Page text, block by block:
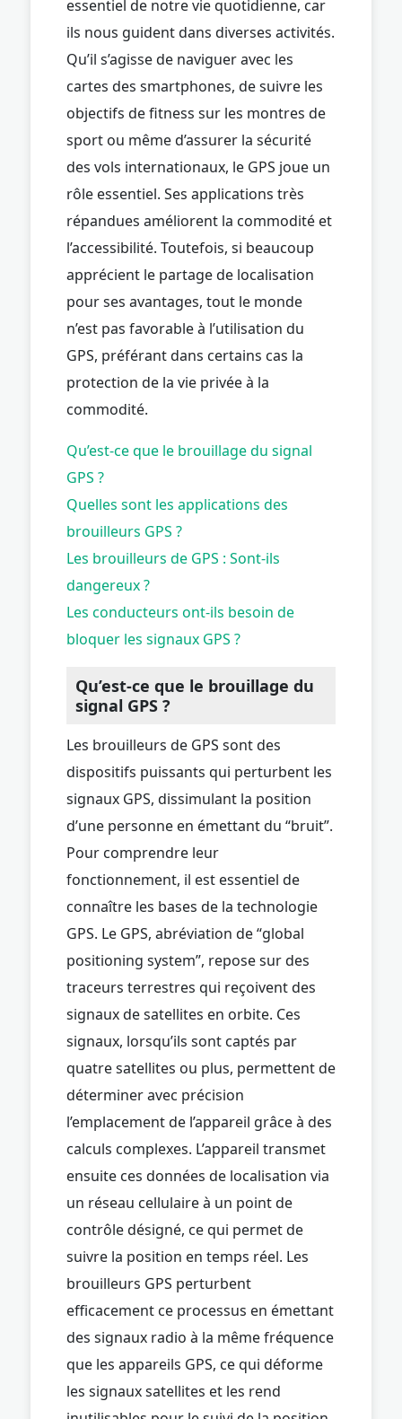
essentiel de notre vie quotidienne, car
ils nous guident dans diverses activités.
Qu’il s’agisse de naviguer avec les
cartes des smartphones, de suivre les
objectifs de fitness sur les montres de
sport ou même d’assurer la sécurité
des vols internationaux, le GPS joue un
rôle essentiel. Ses applications très
répandues améliorent la commodité et
l’accessibilité. Toutefois, si beaucoup
apprécient le partage de localisation
pour ses avantages, tout le monde
n’est pas favorable à l’utilisation du
GPS, préférant dans certains cas la
protection de la vie privée à la
commodité.
Qu’est-ce que le brouillage du signal
GPS ?
Quelles sont les applications des
brouilleurs GPS ?
Les brouilleurs de GPS : Sont-ils
dangereux ?
Les conducteurs ont-ils besoin de
bloquer les signaux GPS ?
Qu’est-ce que le brouillage du
signal GPS ?
Les brouilleurs de GPS sont des
dispositifs puissants qui perturbent les
signaux GPS, dissimulant la position
d’une personne en émettant du “bruit”.
Pour comprendre leur
fonctionnement, il est essentiel de
connaître les bases de la technologie
GPS. Le GPS, abréviation de “global
positioning system”, repose sur des
traceurs terrestres qui reçoivent des
signaux de satellites en orbite. Ces
signaux, lorsqu’ils sont captés par
quatre satellites ou plus, permettent de
déterminer avec précision
l’emplacement de l’appareil grâce à des
calculs complexes. L’appareil transmet
ensuite ces données de localisation via
un réseau cellulaire à un point de
contrôle désigné, ce qui permet de
suivre la position en temps réel. Les
brouilleurs GPS perturbent
efficacement ce processus en émettant
des signaux radio à la même fréquence
que les appareils GPS, ce qui déforme
les signaux satellites et les rend